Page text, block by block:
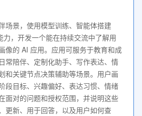
场景，使用模型训练、智能体搭建
力，开发一个能在持续交流中了解用
像的 AI 应用。应用可服务于教育和成
常陪伴、定制化助手、写作表达、情
和关键节点决策辅助等场景。用户画
段目标、兴趣偏好、表达习惯、情绪
面对的问题和授权范围，并说明这些
更新、用于回答，以及用户如何查